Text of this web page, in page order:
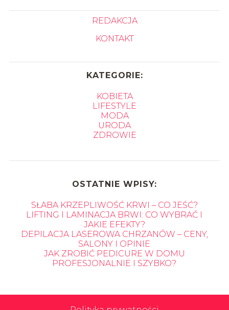
REDAKCJA
KONTAKT
KATEGORIE:
KOBIETA
LIFESTYLE
MODA
URODA
ZDROWIE
OSTATNIE WPISY:
SŁABA KRZEPLIWOŚĆ KRWI – CO JEŚĆ?
LIFTING I LAMINACJA BRWI: CO WYBRAĆ I
JAKIE EFEKTY?
DEPILACJA LASEROWA CHRZANÓW – CENY,
SALONY I OPINIE
JAK ZROBIĆ PEDICURE W DOMU
PROFESJONALNIE I SZYBKO?